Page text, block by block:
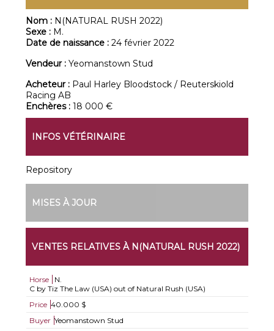
Nom : N(NATURAL RUSH 2022)
Sexe : M.
Date de naissance :24 février 2022
Vendeur :Yeomanstown Stud
Acheteur : Paul Harley Bloodstock / Reuterskiold
Racing AB
Enchères :18 000 €
INFOS VÉTÉRINAIRE
Repository
MISES À JOUR
VENTES RELATIVES À N(NATURAL RUSH 2022)
Horse
N.
C by Tiz The Law (USA) out of Natural Rush (USA)
Price 40.000 $
Buyer Yeomanstown Stud